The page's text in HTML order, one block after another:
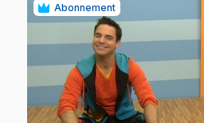
Abonnement